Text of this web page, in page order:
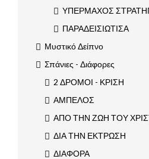
ΥΠΕΡΜΑΧΟΣ
ΠΑΡΑΔΕΙΣΙΩΤΙΣΑ
Μυστικό Δείπνο
Σπάνιες - Διάφορες
2 ΔΡΟΜΟΙ - ΚΡΙΣΗ
ΑΜΠΕΛΟΣ
ΑΠΟ ΤΗΝ ΖΩΗ ΤΟΥ
ΔΙΑ ΤΗΝ ΕΚΤΡΩΣΗ
ΔΙΑΦΟΡΑ